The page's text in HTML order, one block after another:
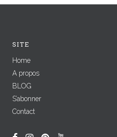
SITE
Home
A propos
BLOG
S’abonner
Contact